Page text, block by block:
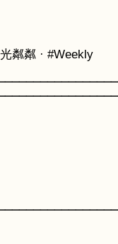
粼粼 · #Weekly